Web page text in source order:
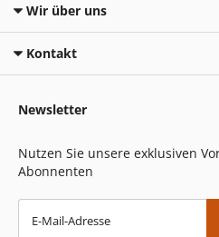
Wir über uns
Kontakt
Newsletter
Nutzen Sie unsere exklusiven
Abonnenten
E-Mail-Adresse